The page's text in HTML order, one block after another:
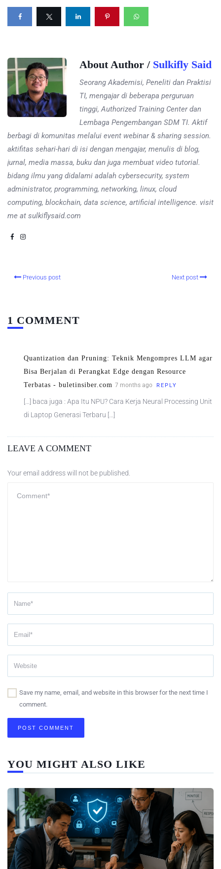
About Author / Sulkifly Said
Seorang Akademisi, Peneliti dan Praktisi
TI, mengajar di beberapa perguruan
tinggi, Authorized Training Center dan
Lembaga Pengembangan SDM TI. Aktif
berbagi di komunitas melalui event webinar & sharing session.
aktifitas sehari-hari di isi dengan mengajar, menulis di blog,
jurnal, media massa, buku dan juga membuat video tutorial.
bidang ilmu yang didalami adalah cybersecurity, system
administrator, programming, networking, linux, cloud
computing, blockchain, data science, artificial intelligence. visit
me at sulkiflysaid.com
Previous post Next post
1 COMMENT
Quantization dan Pruning: Teknik Mengompres LLM agar
Bisa Berjalan di Perangkat Edge dengan Resource
Terbatas - buletinsiber.com 7 months ago REPLY
[…] baca juga : Apa Itu NPU? Cara Kerja Neural Processing Unit
di Laptop Generasi Terbaru […]
LEAVE A COMMENT
Your email address will not be published.
Save my name, email, and website in this browser for the next time I
comment.
YOU MIGHT ALSO LIKE